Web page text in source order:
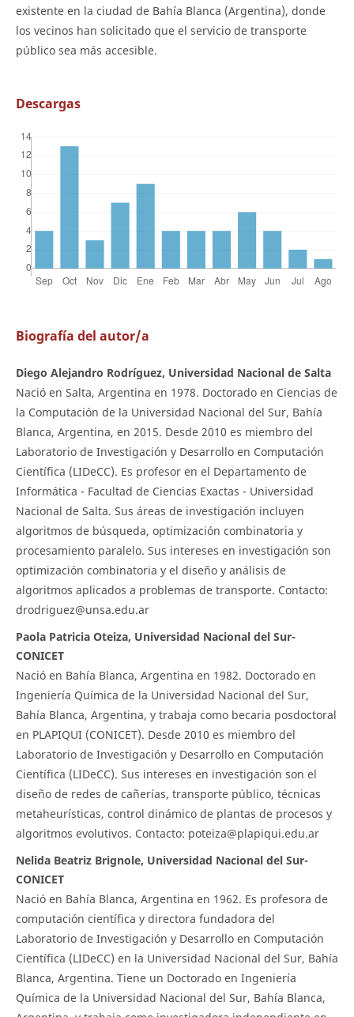
existente en la ciudad de Bahía Blanca (Argentina), donde
los vecinos han solicitado que el servicio de transporte
público sea más accesible.
Descargas
Biografía del autor/a
Diego Alejandro Rodríguez, Universidad Nacional de Salta
Nació en Salta, Argentina en 1978. Doctorado en Ciencias de
la Computación de la Universidad Nacional del Sur, Bahía
Blanca, Argentina, en 2015. Desde 2010 es miembro del
Laboratorio de Investigación y Desarrollo en Computación
Científica (LIDeCC). Es profesor en el Departamento de
Informática - Facultad de Ciencias Exactas - Universidad
Nacional de Salta. Sus áreas de investigación incluyen
algoritmos de búsqueda, optimización combinatoria y
procesamiento paralelo. Sus intereses en investigación son
optimización combinatoria y el diseño y análisis de
algoritmos aplicados a problemas de transporte. Contacto:
drodriguez@unsa.edu.ar
Paola Patricia Oteiza, Universidad Nacional del Sur-
CONICET
Nació en Bahía Blanca, Argentina en 1982. Doctorado en
Ingeniería Química de la Universidad Nacional del Sur,
Bahía Blanca, Argentina, y trabaja como becaria posdoctoral
en PLAPIQUI (CONICET). Desde 2010 es miembro del
Laboratorio de Investigación y Desarrollo en Computación
Científica (LIDeCC). Sus intereses en investigación son el
diseño de redes de cañerías, transporte público, técnicas
metaheurísticas, control dinámico de plantas de procesos y
algoritmos evolutivos. Contacto: poteiza@plapiqui.edu.ar
Nelida Beatriz Brignole, Universidad Nacional del Sur-
CONICET
Nació en Bahía Blanca, Argentina en 1962. Es profesora de
computación científica y directora fundadora del
Laboratorio de Investigación y Desarrollo en Computación
Científica (LIDeCC) en la Universidad Nacional del Sur, Bahía
Blanca, Argentina. Tiene un Doctorado en Ingeniería
Química de la Universidad Nacional del Sur, Bahía Blanca,